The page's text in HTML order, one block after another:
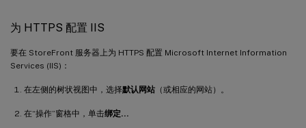
为 HTTPS 配置 IIS
要在 StoreFront 服务器上为 HTTPS 配置 Microsoft Internet Information
Services (IIS)：
在左侧的树状视图中，选择默认网站 （或相应的网站）。
在“操作”窗格中，单击绑定…